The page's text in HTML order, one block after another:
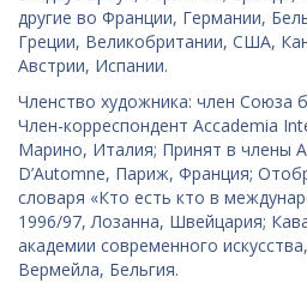
другие во Франции, Германии,
Греции, Великобритании, США,
Австрии, Испании.
Членство художника: член Союза
Член-корреспондент Accademia
Марино, Италия; Принят в члены
D’Automne, Париж, Франция;
словаря «Кто есть кто в
1996/97, Лозанна, Швейцария;
академии современного
Вермейла, Бельгия.